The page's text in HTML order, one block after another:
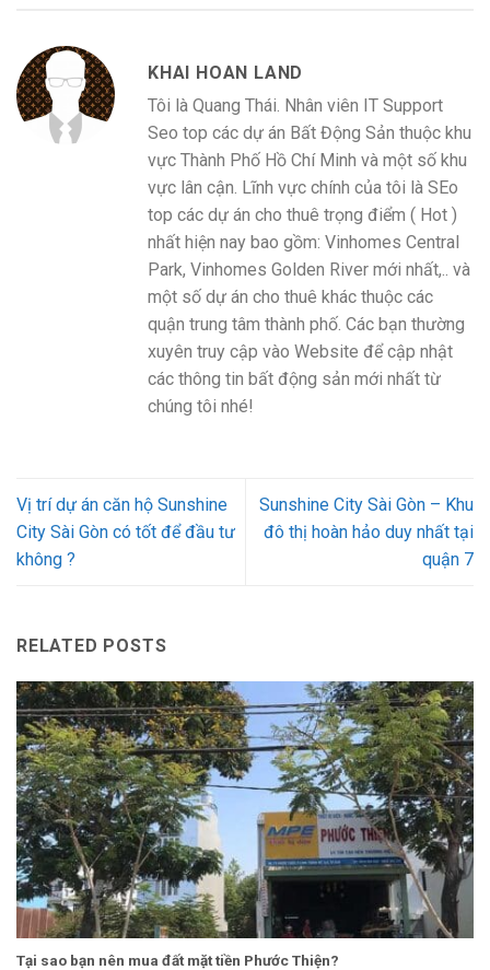
KHAI HOAN LAND
Tôi là Quang Thái. Nhân viên IT Support
Seo top các dự án Bất Động Sản thuộc khu
vực Thành Phố Hồ Chí Minh và một số khu
vực lân cận. Lĩnh vực chính của tôi là SEo
top các dự án cho thuê trọng điểm ( Hot )
nhất hiện nay bao gồm: Vinhomes Central
Park, Vinhomes Golden River mới nhất,.. và
một số dự án cho thuê khác thuộc các
quận trung tâm thành phố. Các bạn thường
xuyên truy cập vào Website để cập nhật
các thông tin bất động sản mới nhất từ
chúng tôi nhé!
Vị trí dự án căn hộ Sunshine
City Sài Gòn có tốt để đầu tư
không ?
Sunshine City Sài Gòn – Khu
đô thị hoàn hảo duy nhất tại
quận 7
RELATED POSTS
Tại sao bạn nên mua đất mặt tiền Phước Thiện?